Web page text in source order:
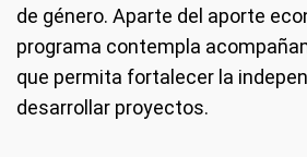
de género. Aparte del aporte
programa contempla
que permita fortalecer la
desarrollar proyectos.